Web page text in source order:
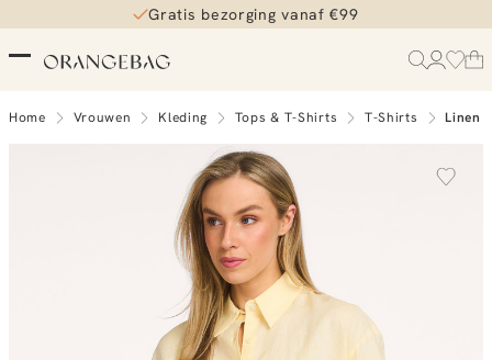
Gratis bezorging vanaf €99
Home Vrouwen Kleding Tops & T-Shirts T-Shirts Linen